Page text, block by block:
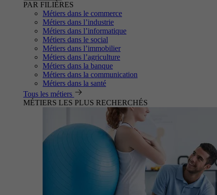
PAR FILIÈRES
Métiers dans le commerce
Métiers dans l’industrie
Métiers dans l’informatique
Métiers dans le social
Métiers dans l’immobilier
Métiers dans l’agriculture
Métiers dans la banque
Métiers dans la communication
Métiers dans la santé
Tous les métiers
MÉTIERS LES PLUS RECHERCHÉS